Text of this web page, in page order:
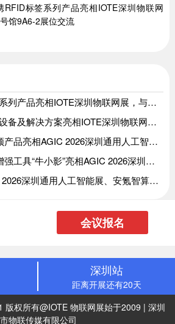
RFID标签系列产品亮相IOTE深圳物联网
馆9A6-2展位交流
德聚物联携RFID标签系列产品亮相IOTE深圳物联网展，与您相约8月展会9号馆9A6-2展位交流、德聚物联携RFID标签系列产品亮相IOTE深圳物联网展，与您相约8月展会9号馆9A6-2展位交流
辰芯智能携RFID智能设备及解决方案亮相IOTE深圳物联网展，与您相约8月展会9号馆9A6-1展位交流、辰芯智能携RFID智能设备及解决方案亮相IOTE深圳物联网展，与您相约8月展会9号馆9A6-1展位交流
锐曼将携多款AI音视频产品亮相AGIC 2026深圳通用人工智能展、锐曼将携多款AI音视频产品亮相AGIC 2026深圳通用人工智能展
软牛科技将携AI视频增强工具“牛小影”亮相AGIC 2026深圳通用人工智能展、软牛科技将携AI视频增强工具“牛小影”亮相AGIC 2026深圳通用人工智能展
安氪智算将亮相AGIC 2026深圳通用人工智能展、安氪智算将亮相AGIC 2026深圳通用人工智能展
会议报名
深圳站
距离开展还有20天
版权所有@IOTE 物联网展始于2009 | 深圳
市物联传媒有限公司